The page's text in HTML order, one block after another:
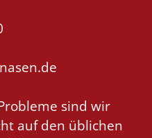
sind wir
auf den üblichen